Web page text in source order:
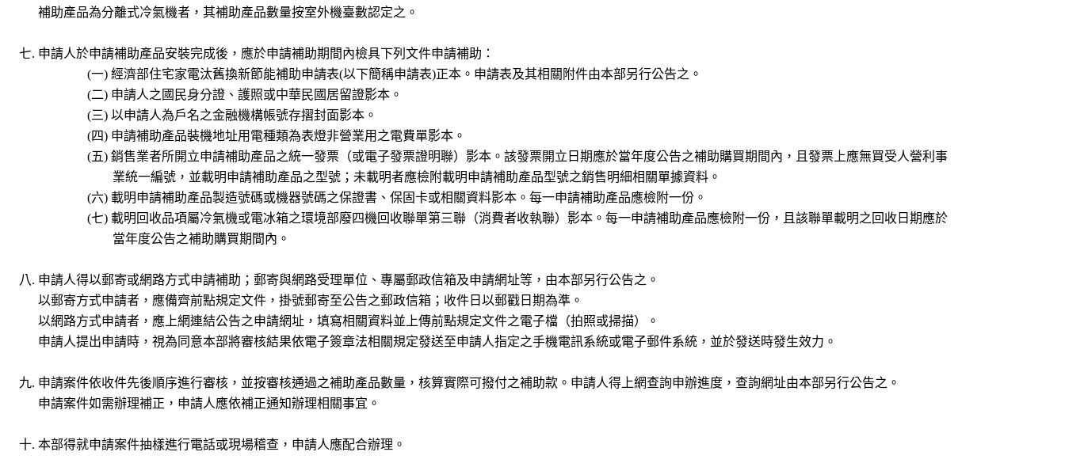
補助產品為分離式冷氣機者，其補助產品數量按室外機臺數認定之。
申請人於申請補助產品安裝完成後，應於申請補助期間內檢具下列文件申請補助：
經濟部住宅家電汰舊換新節能補助申請表(以下簡稱申請表)正本。申請表及其相關附件由本部另行公告之。
申請人之國民身分證、護照或中華民國居留證影本。
以申請人為戶名之金融機構帳號存摺封面影本。
申請補助產品裝機地址用電種類為表燈非營業用之電費單影本。
銷售業者所開立申請補助產品之統一發票（或電子發票證明聯）影本。該發票開立日期應於當年度公告之補助購買期間內，且發票上應無買受人營利事
業統一編號，並載明申請補助產品之型號；未載明者應檢附載明申請補助產品型號之銷售明細相關單據資料。
載明申請補助產品製造號碼或機器號碼之保證書、保固卡或相關資料影本。每一申請補助產品應檢附一份。
載明回收品項屬冷氣機或電冰箱之環境部廢四機回收聯單第三聯（消費者收執聯）影本。每一申請補助產品應檢附一份，且該聯單載明之回收日期應於
當年度公告之補助購買期間內。
申請人得以郵寄或網路方式申請補助；郵寄與網路受理單位、專屬郵政信箱及申請網址等，由本部另行公告之。
以郵寄方式申請者，應備齊前點規定文件，掛號郵寄至公告之郵政信箱；收件日以郵戳日期為準。
以網路方式申請者，應上網連結公告之申請網址，填寫相關資料並上傳前點規定文件之電子檔（拍照或掃描）。
申請人提出申請時，視為同意本部將審核結果依電子簽章法相關規定發送至申請人指定之手機電訊系統或電子郵件系統，並於發送時發生效力。
申請案件依收件先後順序進行審核，並按審核通過之補助產品數量，核算實際可撥付之補助款。申請人得上網查詢申辦進度，查詢網址由本部另行公告之。
申請案件如需辦理補正，申請人應依補正通知辦理相關事宜。
本部得就申請案件抽樣進行電話或現場稽查，申請人應配合辦理。